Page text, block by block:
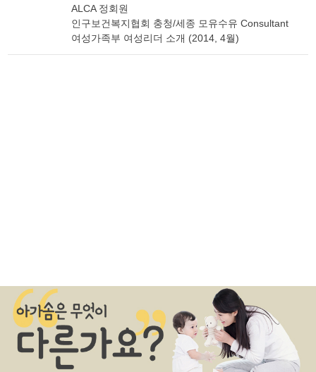
ALCA 정회원
인구보건복지협회 충청/세종 모유수유 Consultant
여성가족부 여성리더 소개 (2014, 4월)